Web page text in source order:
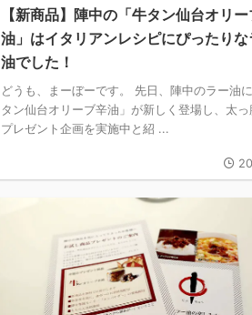
【新商品】陣中の「牛タン仙台オリ
油」はイタリアンレシピにぴったりな
油でした！
どうも、まーぼーです。 先日、陣中のラー油
タン仙台オリーブ辛油」が新しく登場し、太っ
プレゼント企画を実施中と紹 ...